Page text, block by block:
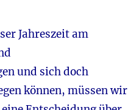
Jahreszeit am
und sich doch
können, müssen wir